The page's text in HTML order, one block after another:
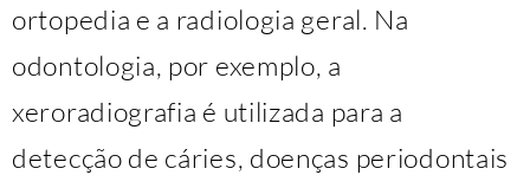
ortopedia e a radiologia geral. Na
odontologia, por exemplo, a
xeroradiografia é utilizada para a
detecção de cáries, doenças periodontais